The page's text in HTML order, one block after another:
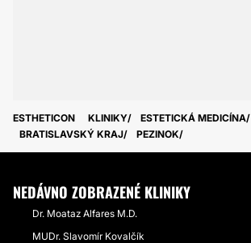
ESTHETICON KLINIKY ESTETICKÁ MEDICÍNA
BRATISLAVSKÝ KRAJ
PEZINOK
NEDÁVNO ZOBRAZENÉ KLINIKY
Dr. Moataz Alfares M.D.
MUDr. Slavomír Kovalčík